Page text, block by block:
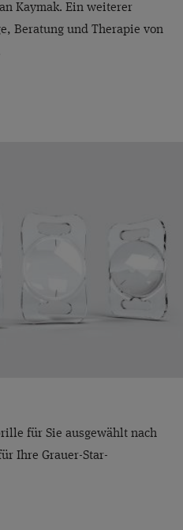
Kaymak. Ein weiterer
Beratung und Therapie von
für Sie ausgewählt nach
Ihre Grauer-Star-